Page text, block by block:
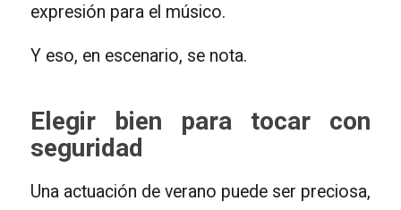
expresión para el músico.
Y eso, en escenario, se nota.
Elegir bien para tocar con
seguridad
Una actuación de verano puede ser preciosa,